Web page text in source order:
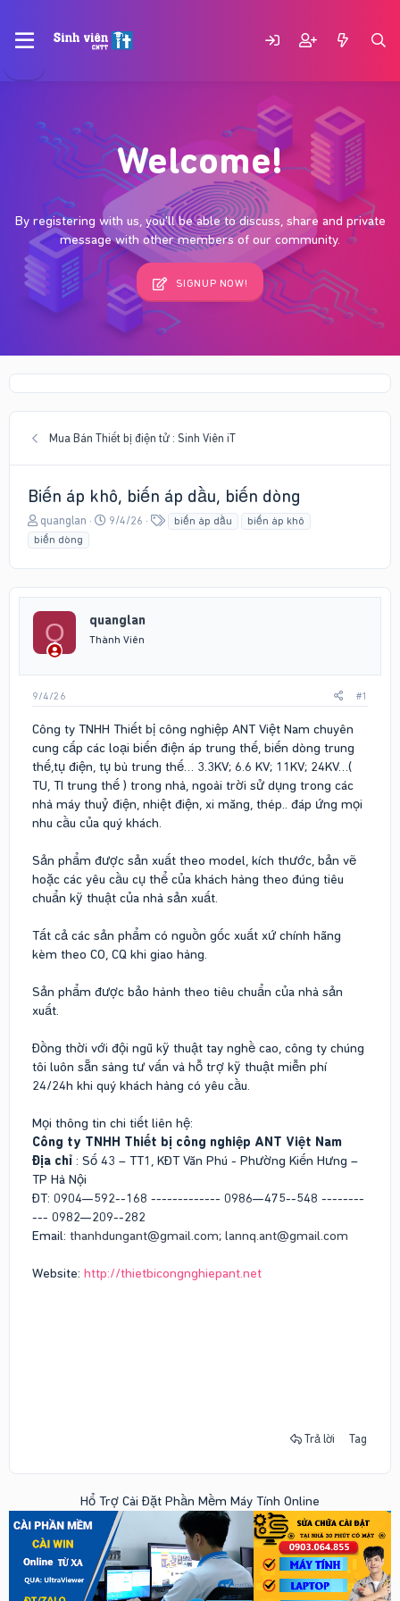
Welcome!
By registering with us, you'll be able to discuss, share and private
message with other members of our community.
SIGNUP NOW!
Mua Bán Thiết bị điện tử : Sinh Viên iT
Biến áp khô, biến áp dầu, biến dòng
T
h
r
e
d
e
quanglan
N
y
ử
i
9/4/26
h
a
biến áp dầu
biến áp khô
biến dòng
Q quanglan
Thành Viên
9/4/26 #1
Công ty TNHH Thiết bị công nghiệp ANT Việt Nam chuyên
cung cấp các loại biến điện áp trung thế, biến dòng trung
thế,tụ điện, tụ bù trung thế… 3.3KV; 6.6 KV; 11KV; 24KV…(
TU, TI trung thế ) trong nhà, ngoài trời sử dụng trong các
nhà máy thuỷ điện, nhiệt điện, xi măng, thép.. đáp ứng mọi
nhu cầu của quý khách.
Sản phẩm được sản xuất theo model, kích thước, bản vẽ
hoặc các yêu cầu cụ thể của khách hàng theo đúng tiêu
chuẩn kỹ thuật của nhà sản xuất.
Tất cả các sản phẩm có nguồn gốc xuất xứ chính hãng
kèm theo CO, CQ khi giao hàng.
Sản phẩm được bảo hành theo tiêu chuẩn của nhà sản
xuất.
Đồng thời với đội ngũ kỹ thuật tay nghề cao, công ty chúng
tôi luôn sẵn sàng tư vấn và hỗ trợ kỹ thuật miễn phí
24/24h khi quý khách hàng có yêu cầu.
Mọi thông tin chi tiết liên hệ:
Công ty TNHH Thiết bị công nghiệp ANT Việt Nam
Địa chỉ : Số 43 – TT1, KĐT Văn Phú - Phường Kiến Hưng –
TP Hà Nội
ĐT: 0904—592--168 ------------- 0986—475--548 --------
--- 0982—209--282
Email: thanhdungant@gmail.com; lannq.ant@gmail.com
Website: http://thietbicongnghiepant.net
Trả lời Tag
Hổ Trợ Cài Đặt Phần Mềm Máy Tính Online